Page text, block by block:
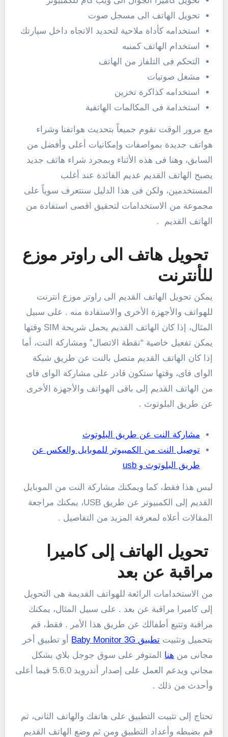
تحويل الهاتف الى مسجل صوت
استخدامه كأداة ملاحية لتحديد الاتجاه داخل سيارتك
استخدام الهاتف كمنبه
التحكم فى التلفاز من الهاتف
مشغل صوتيات
استخدامه كذاكرة تخزين
استخدامة فى المكالمات الهاتفية
مع مرور الوقت نقوم جميعاً بتحديث هواتفنا وشراء
هواتف جديدة بمواصفات وإمكانيات أعلى وأفضل من
السابق، وهنا فى هذه الأثناء وبمجرد شراء هاتف جديد
يصبح الهاتف القديم عديم الفائدة عند أغلب
المستخدمين، ولكن فى هذا الدليل سنتعرف سوياً على
مجموعة من الاستخدامات لتحقيق اقصى استفادة من
الهاتف القديم .
تحويل هاتف الى راوتر موزع
للأنترنت
يمكن تحويل الهاتف القديم الى راوتر موزع انترنت
للهواتف والأجهزة الأخرى والاستفادة منه . على سبيل
المثال، إذا كان الهاتف القديم يحمل شريحة SIM وقتها
يمكن تفعيل خاصية “نقطة الاتصال” ومشاركة النت، أما
إذا كان الهاتف القديم متصل بالنت عن طريق شبكة
الواى فاى، وقتها ستكون قادر على مشاركة الواى فاى
من الهاتف القديم إلى باقى الهواتف والأجهزة الأخرى
عن طريق البلوتوث .
مشاركة النت عن طريق البلوتوث
توصيل النت من الكمبيوتر للموبايل والعكس عن
طريق البلوتوث و usb
ليس هذا فقط، كما ويمكنك مشاركة النت من الموبايل
القديم إلى الكمبيوتر عن طريق USB، يمكنك مراجعة
المقالات أعلاه لمعرفة المزيد من التفاصيل .
تحويل الهاتف إلى كاميرا
مراقبة عن بعد
من الاستخدامات الرائعة للهواتف القديمة هى التحويل
إلى كاميرا مراقبة عن بعد . على سبيل المثال، يمكنك
مراقبة وتتبع أطفالك عن طريق هذا الأمر . فقط، قم
بتحميل وتثبيت تطبيق Baby Monitor 3G
أو تطبيق أخر
مجانى من هنا المتوفر على سوق جوجل بلاي بشكل
مجاني ويدعم العمل على إصدار أندرويد 5.6.0 فيما أعلى
وأحدث من ذلك .
تحتاج إلى تثبيت التطبيق على هاتفك والهاتف الثانى، ثم
قم بضبطه وأعداد التطبيق ومن ثم وضع الهاتف القديم